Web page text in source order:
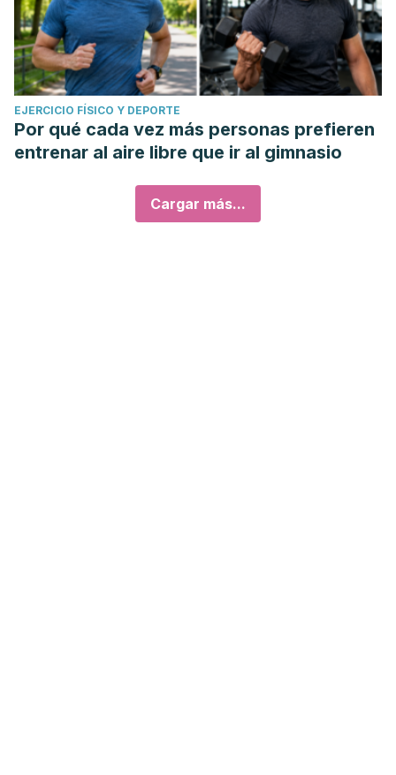
EJERCICIO FÍSICO Y DEPORTE
Por qué cada vez más personas prefieren
entrenar al aire libre que ir al gimnasio
Cargar más...